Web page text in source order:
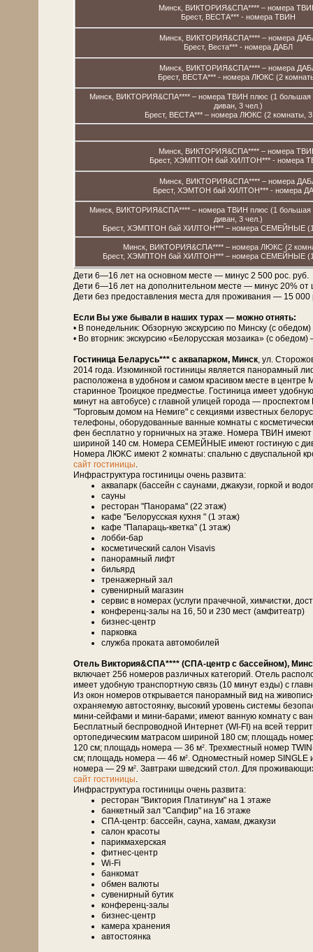
Минск, ВИКТОРИЯ&СПА**** – номера
Брест, ВЕСТА*** - номера ТВИН
Минск, ВИКТОРИЯ&СПА**** – номера
Брест, Веста*** - номера ДАБЛ
Минск, ВИКТОРИЯ&СПА**** – номера
Брест, ВЕСТА*** - номера ЛЮКС (2
Минск, ВИКТОРИЯ&СПА**** – номера ТВИН плюс (1 большая
диван, 3 чел.)
Брест, ВЕСТА*** – номера ЛЮКС (2 комнаты, 3
Минск, ВИКТОРИЯ&СПА**** – номера
Брест, ХЭМПТОН бай ХИЛТОН*** - номера
Минск, ВИКТОРИЯ&СПА**** – номера
Брест, ХЭМТОН бай ХИЛТОН*** - номера
Минск, ВИКТОРИЯ&СПА**** – номера ТВИН плюс (1 большая
диван, 3 чел.)
Брест, ХЭМПТОН бай ХИЛТОН*** – номера СЕМЕЙНЫЕ (1
Минск, ВИКТОРИЯ&СПА**** – номера ЛЮКС (2
Брест, ХЭМПТОН бай ХИЛТОН*** – номера СЕМЕЙНЫЕ (1
Дети 6—16 лет на основном месте — минус 2 500 рос. руб.
Дети 6—16 лет на дополнительном месте — минус 20%
Дети без предоставления места для проживания — 15 000
Если Вы уже бывали в наших турах — можно отнять:
• В понедельник: Обзорную экскурсию по Минску (с
• Во вторник: экскурсию «Белорусская мозаика» (с
Гостиница Беларусь*** с аквапарком, Минск, ул.
2014 года. Изюминкой гости­ни­цы является панорамный
расположена в удобном и самом красивом месте в центре
старинное Троицкое предместье. Гостиница имеет
минут на автобусе) с главной улицей города —
"Торговым домом на Немиге" с секциями известных
телефоны, оборудованные ванные комнаты с
фен бесплатно у горничных на этаже. Номера ТВИН
шириной 140 см. Номера СЕМЕЙНЫЕ имеют гостиную с
Номера ЛЮКС имеют 2 комнаты: спальню с двуспальной
сайт гостиницы.
Инфраструктура гостиницы очень развита:
аквапарк (бассейн с саунами, джакузи, горкой и
сауны
ресторан "Панорама" (22 этаж)
кафе "Белорусская кухня " (1 этаж)
кафе "Папараць-кветка" (1 этаж)
лобби-бар
косметический салон Visavis
панорамный лифт
бильярд
тренажерный зал
сувенирный магазин
сервис в номерах (услуги прачечной, химчистки,
конференц-залы на 16, 50 и 230 мест (амфитеатр)
бизнес-центр
парковка
служба проката автомобилей
Отель Виктория&СПА**** (СПА-центр с бассейном),
включает 256 номеров различных категорий. Отель
имеет удобную транспортную связь (10 минут езды) с
Из окон номеров открывается панорамный вид на
охраняемую автостоянку, высокий уровень системы
мини-сейфами и мини-барами; имеют ванную комнату с
Бесплатный беспроводной Интернет (WI-FI) на всей
ортопедическим матрасом шириной 180 см; площадь
120 см; площадь номера — 36 м2. Трехместный номер
см; площадь номера — 46 м2. Одноместный номер SINGLE
номера — 29 м2. Завтраки шведский стол. Для
сайт гостиницы.
Инфраструктура гостиницы очень развита:
ресторан "Виктория Платинум" на 1 этаже
банкетный зал "Сапфир" на 16 этаже
СПА-центр: бассейн, сауна, хамам, джакузи
салон красоты
парикмахерская
фитнес-центр
Wi-Fi
банкомат
обмен валюты
сувенирный бутик
конференц-залы
бизнес-центр
камера хранения
автостоянка